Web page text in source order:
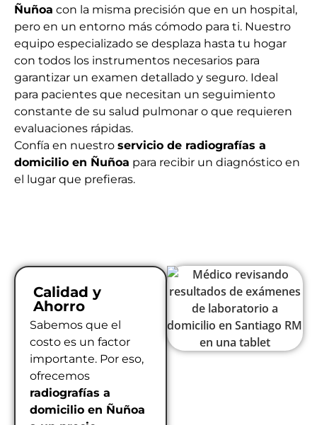
Ñuñoa con la misma precisión que en un hospital,
pero en un entorno más cómodo para ti. Nuestro
equipo especializado se desplaza hasta tu hogar
con todos los instrumentos necesarios para
garantizar un examen detallado y seguro. Ideal
para pacientes que necesitan un seguimiento
constante de su salud pulmonar o que requieren
evaluaciones rápidas.
Confía en nuestro servicio de radiografías a
domicilio en Ñuñoa para recibir un diagnóstico en
el lugar que prefieras.
Calidad y
Ahorro
Sabemos que el
costo es un factor
importante. Por eso,
ofrecemos
radiografías a
domicilio en Ñuñoa